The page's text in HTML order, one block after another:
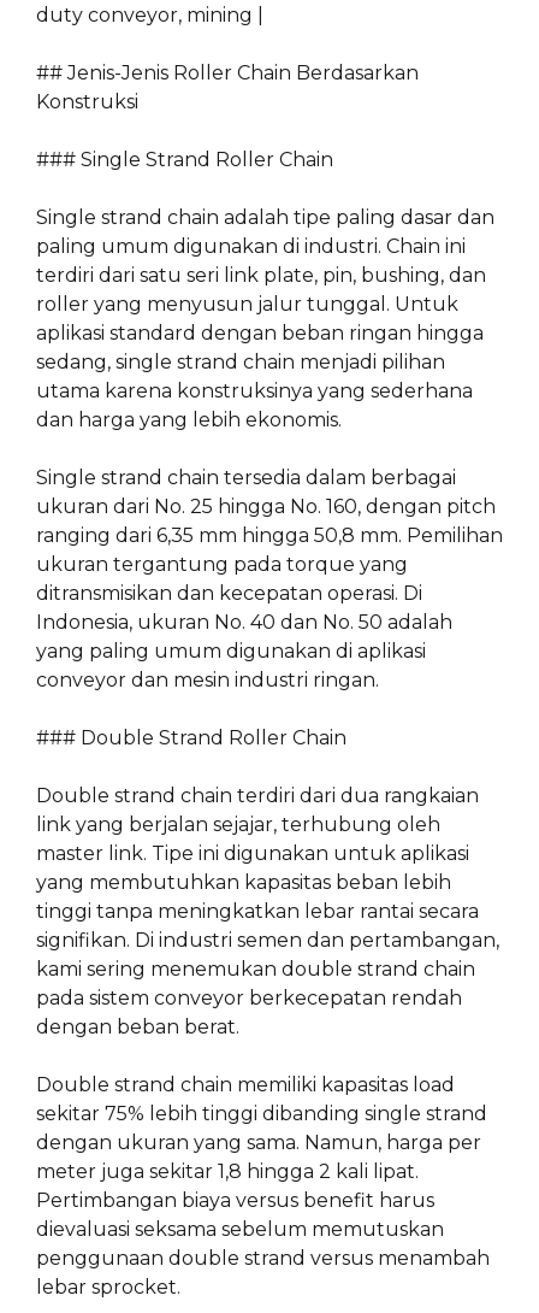
duty conveyor, mining |
## Jenis-Jenis Roller Chain Berdasarkan
Konstruksi
### Single Strand Roller Chain
Single strand chain adalah tipe paling dasar dan
paling umum digunakan di industri. Chain ini
terdiri dari satu seri link plate, pin, bushing, dan
roller yang menyusun jalur tunggal. Untuk
aplikasi standard dengan beban ringan hingga
sedang, single strand chain menjadi pilihan
utama karena konstruksinya yang sederhana
dan harga yang lebih ekonomis.
Single strand chain tersedia dalam berbagai
ukuran dari No. 25 hingga No. 160, dengan pitch
ranging dari 6,35 mm hingga 50,8 mm. Pemilihan
ukuran tergantung pada torque yang
ditransmisikan dan kecepatan operasi. Di
Indonesia, ukuran No. 40 dan No. 50 adalah
yang paling umum digunakan di aplikasi
conveyor dan mesin industri ringan.
### Double Strand Roller Chain
Double strand chain terdiri dari dua rangkaian
link yang berjalan sejajar, terhubung oleh
master link. Tipe ini digunakan untuk aplikasi
yang membutuhkan kapasitas beban lebih
tinggi tanpa meningkatkan lebar rantai secara
signifikan. Di industri semen dan pertambangan,
kami sering menemukan double strand chain
pada sistem conveyor berkecepatan rendah
dengan beban berat.
Double strand chain memiliki kapasitas load
sekitar 75% lebih tinggi dibanding single strand
dengan ukuran yang sama. Namun, harga per
meter juga sekitar 1,8 hingga 2 kali lipat.
Pertimbangan biaya versus benefit harus
dievaluasi seksama sebelum memutuskan
penggunaan double strand versus menambah
lebar sprocket.